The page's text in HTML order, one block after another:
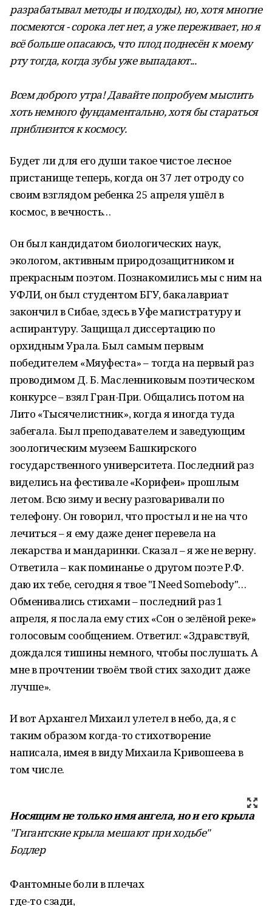
разрабатывал методы и подходы), но, хотя многие
посмеются - сорока лет нет, а уже переживает, но я
всё больше опасаюсь, что плод поднесён к моему
рту тогда, когда зубы уже выпадают...
Всем доброго утра! Давайте попробуем мыслить
хоть немного фундаментально, хотя бы стараться
приблизится к космосу.
Будет ли для его души такое чистое лесное
пристанище теперь, когда он 37 лет отроду со
своим взглядом ребенка 25 апреля ушёл в
космос, в вечность…
Он был кандидатом биологических наук,
экологом, активным природозащитником и
прекрасным поэтом. Познакомились мы с ним на
УФЛИ, он был студентом БГУ, бакалавриат
закончил в Сибае, здесь в Уфе магистратуру и
аспирантуру. Защищал диссертацию по
орхидным Урала. Был самым первым
победителем «Мяуфеста» – тогда на первый раз
проводимом Д. Б. Масленниковым поэтическом
конкурсе – взял Гран-При. Общались потом на
Лито «Тысячелистник», когда я иногда туда
забегала. Был преподавателем и заведующим
зоологическим музеем Башкирского
государственного университета. Последний раз
виделись на фестивале «Корифеи» прошлым
летом. Всю зиму и весну разговаривали по
телефону. Он говорил, что простыл и не на что
лечиться – я ему даже денег перевела на
лекарства и мандаринки. Сказал – я же не верну.
Ответила – как поминанье о другом поэте Р.Ф.
даю их тебе, сегодня я твое "I Need Somebody"…
Обменивались стихами – последний раз 1
апреля, я послала ему стих «Сон о зелёной реке»
голосовым сообщением. Ответил: «Здравствуй,
дождался тишины немного, чтобы послушать. А
мне в прочтении твоём твой стих заходит даже
лучше».
И вот Архангел Михаил улетел в небо, да, я с
таким образом когда-то стихотворение
написала, имея в виду Михаила Кривошеева в
том числе.
Носящим не только имя ангела, но и его крыла
"Гигантские крыла мешают при ходьбе"
Бодлер
Фантомные боли в плечах
где-то сзади,